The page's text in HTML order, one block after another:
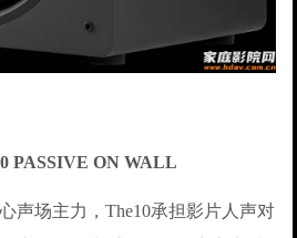
PASSIVE ON WALL
声场主力，The10承担影片人声对